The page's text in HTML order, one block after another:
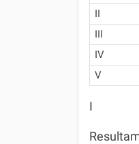
II
III
IV
V
I